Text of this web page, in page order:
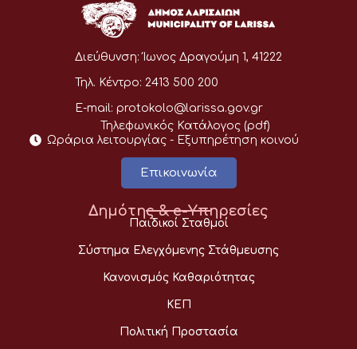
Διεύθυνση: Ίωνος Δραγούμη 1, 41222
Τηλ. Κέντρο: 2413 500 200
E-mail: protokolo@larissa.gov.gr
Τηλεφωνικός Κατάλογος (pdf)
Ωράρια λειτουργίας - Eξυπηρέτηση κοινού
Επικοινωνία
Δημότης & e-Υπηρεσίες
Παιδικοί Σταθμοί
Σύστημα Ελεγχόμενης Στάθμευσης
Κανονισμός Καθαριότητας
ΚΕΠ
Πολιτική Προστασία